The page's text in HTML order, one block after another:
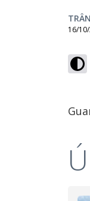
16/